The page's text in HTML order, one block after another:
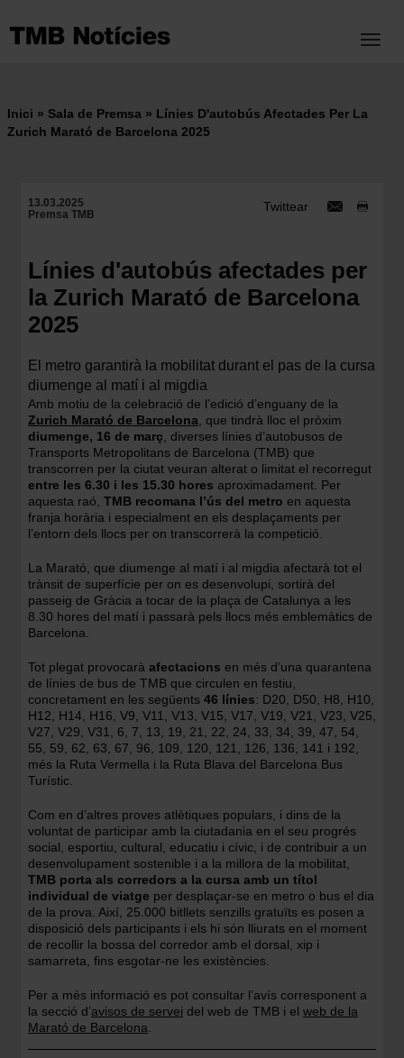
contingut
Fil
Inici Sala de Premsa
Línies D'autobús Afectades Per La
Zurich Marató de Barcelona 2025
Twittear
13.03.2025
Premsa TMB
Línies d'autobús afectades per
la Zurich Marató de Barcelona
2025
El metro garantirà la mobilitat durant el pas de la cursa
diumenge al matí i al migdia
Amb motiu de la celebració de l’edició d’enguany de la
Zurich Marató de Barcelona , que tindrà lloc el pròxim
diumenge, 16 de març , diverses línies d’autobusos de
Transports Metropolitans de Barcelona (TMB) que
transcorren per la ciutat veuran alterat o limitat el recorregut
entre les 6.30 i les 15.30 hores aproximadament. Per
aquesta raó, TMB recomana l’ús del metro en aquesta
franja horària i especialment en els desplaçaments per
l’entorn dels llocs per on transcorrerà la competició.
La Marató, que diumenge al matí i al migdia afectarà tot el
trànsit de superfície per on es desenvolupi, sortirà del
passeig de Gràcia a tocar de la plaça de Catalunya a les
8.30 hores del matí i passarà pels llocs més emblemàtics de
Barcelona.
Tot plegat provocarà afectacions en més d’una quarantena
de línies de bus de TMB que circulen en festiu,
concretament en les següents 46 línies: D20, D50, H8, H10,
H12, H14, H16, V9, V11, V13, V15, V17, V19, V21, V23, V25,
V27, V29, V31, 6, 7, 13, 19, 21, 22, 24, 33, 34, 39, 47, 54,
55, 59, 62, 63, 67, 96, 109, 120, 121, 126, 136, 141 i 192,
més la Ruta Vermella i la Ruta Blava del Barcelona Bus
Turístic.
Com en d’altres proves atlètiques populars, i dins de la
voluntat de participar amb la ciutadania en el seu progrés
social, esportiu, cultural, educatiu i cívic, i de contribuir a un
desenvolupament sostenible i a la millora de la mobilitat,
TMB porta als corredors a la cursa amb un títol
individual de viatge per desplaçar-se en metro o bus el dia
de la prova. Així, 25.000 bitllets senzills gratuïts es posen a
disposició dels participants i els hi són lliurats en el moment
de recollir la bossa del corredor amb el dorsal, xip i
samarreta, fins esgotar-ne les existències.
Per a més informació es pot consultar l’avís corresponent a
la secció d’avisos de servei del web de TMB i el web de la
Marató de Barcelona